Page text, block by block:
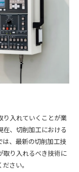
り入れていくことが業
、切削加工における
、最新の切削加工技
取り入れるべき技術に
さい。